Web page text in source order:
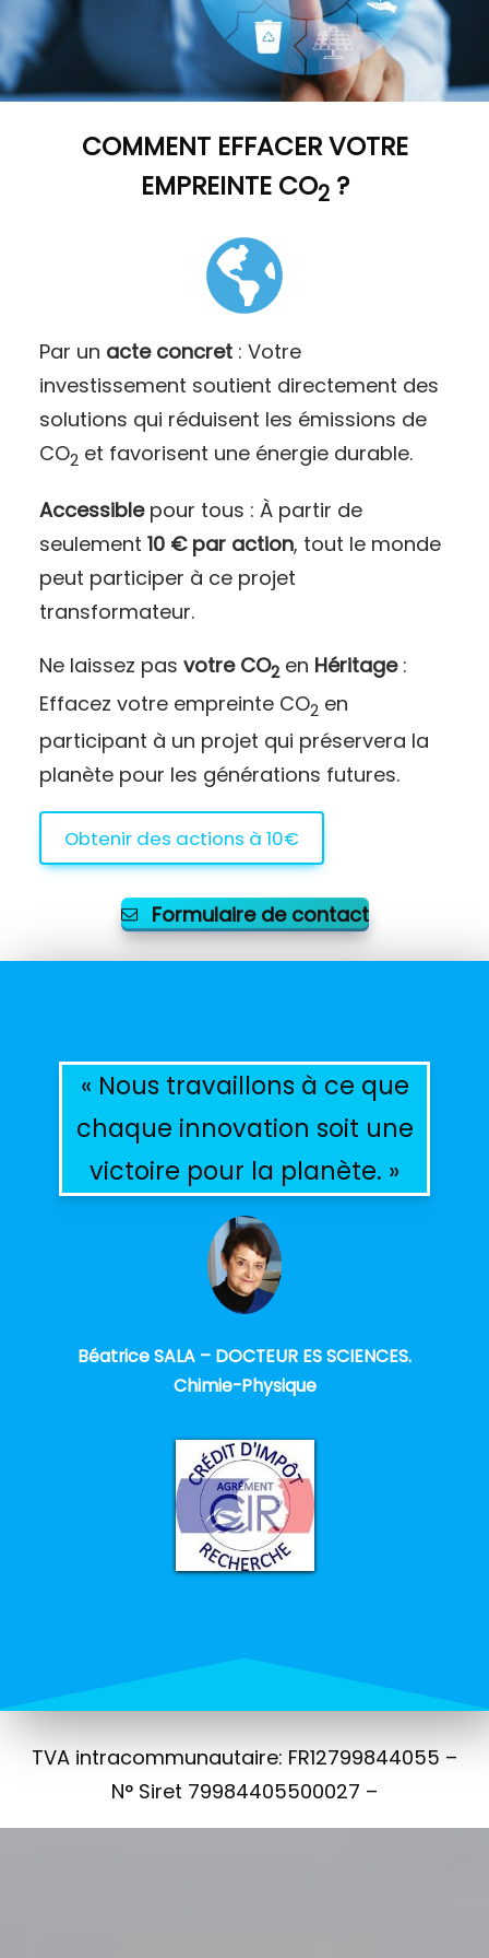
COMMENT EFFACER VOTRE
EMPREINTE CO2?
Par un acte concret: Votre
investissement soutient directement des
solutions qui réduisent les émissions de
CO2 et favorisent une énergie durable.
Accessiblepour tous : À partir de
seulement 10 € par action, tout le monde
peut participer à ce projet
transformateur.
Ne laissez pas votre CO2en Héritage:
Effacez votre empreinte CO2 en
participant à un projet qui préservera la
planète pour les générations futures.
Obtenir des actions à 10€
Formulaire de contact
« Nous travaillons à ce que
chaque innovation soit une
victoire pour la planète. »
Béatrice SALA – DOCTEUR ES SCIENCES.
Chimie-Physique
TVA intracommunautaire: FR12799844055 –
N° Siret 79984405500027 –